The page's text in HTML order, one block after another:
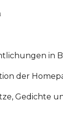
in
der
Gedichte